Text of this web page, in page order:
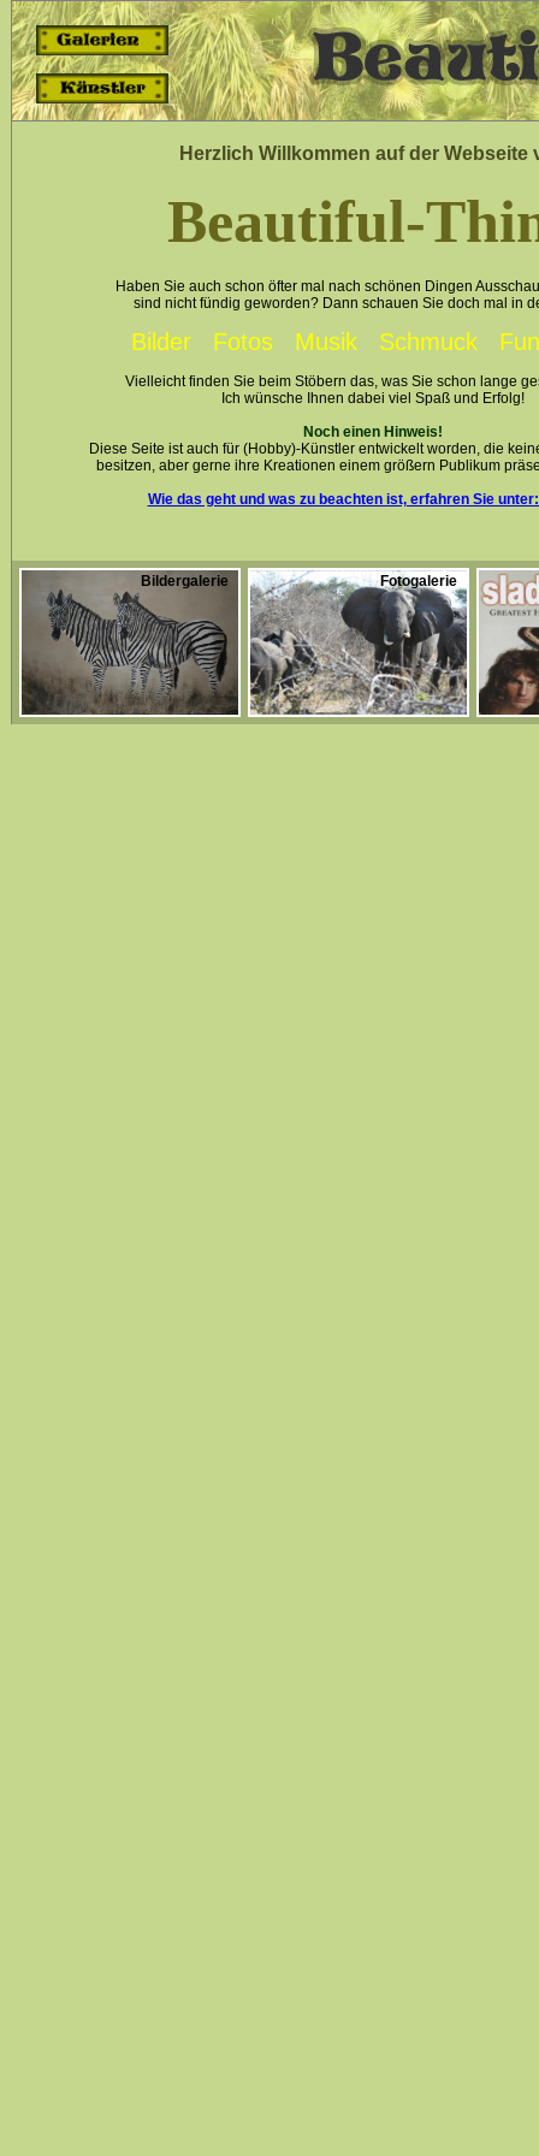
Herzlich Willkommen auf der Webseite
Beautiful-
Haben Sie auch schon öfter mal nach schönen Dingen
sind nicht fündig geworden? Dann schauen Sie doch mal in
Bilder Fotos Musik Schmuck
Vielleicht finden Sie beim Stöbern das, was Sie schon lange
Ich wünsche Ihnen dabei viel Spaß und Erfolg!
Noch einen Hinweis!
Diese Seite ist auch für (Hobby)-Künstler entwickelt worden, die
besitzen, aber gerne ihre Kreationen einem größern Publikum
Wie das geht und was zu beachten ist, erfahren Sie
Bildergalerie Fotogalerie